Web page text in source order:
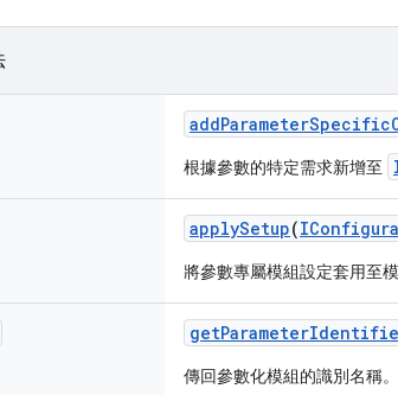
addParameterSpecific
根據參數的特定需求新增至
applySetup(
將參數專屬模組設定套用至
getParameter
傳回參數化模組的識別名稱。